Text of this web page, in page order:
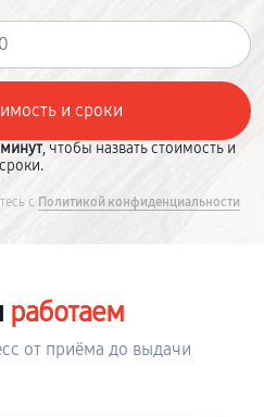
, чтобы назвать стоимость и
сроки.
с Политикой конфиденциальности
работаем
от приёма до выдачи